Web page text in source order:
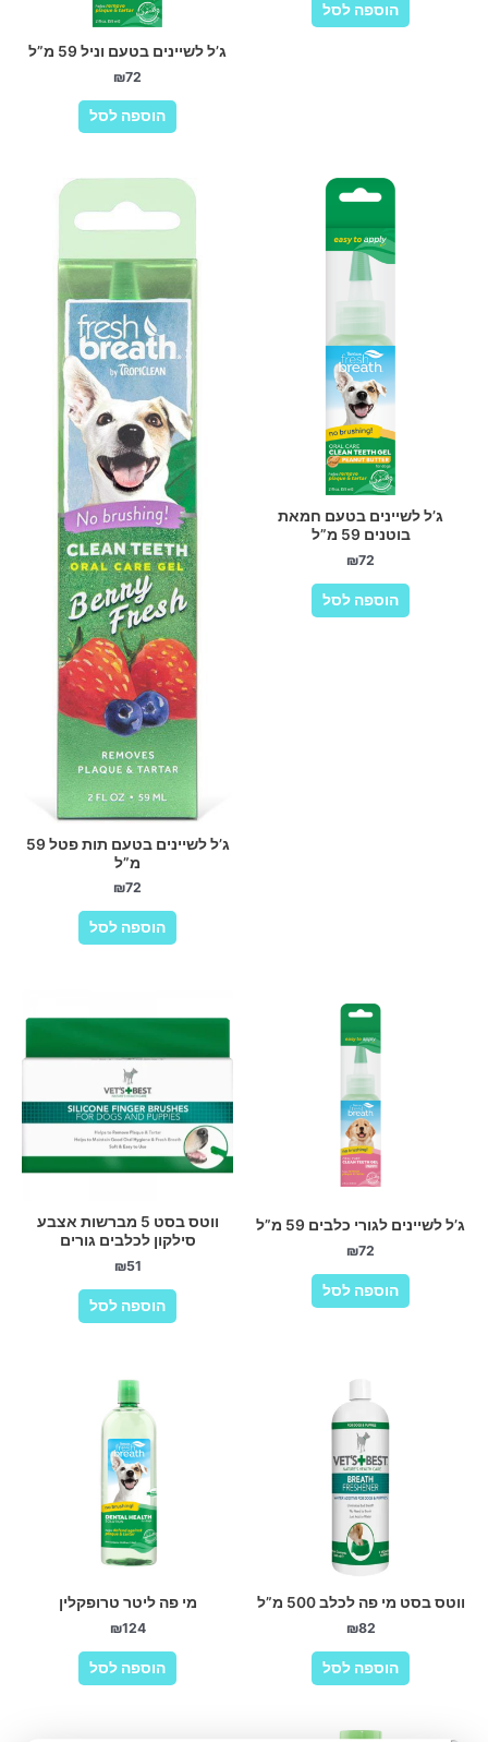
הוספה לסל
ג’ל לשיינים בטעם וניל 59 מ”ל
₪72
הוספה לסל
ג’ל לשיינים בטעם חמאת
בוטנים 59 מ”ל
₪72
הוספה לסל
ג’ל לשיינים בטעם תות פטל 59
מ”ל
₪72
הוספה לסל
ג’ל לשיינים לגורי כלבים 59 מ”ל
₪72
הוספה לסל
ווטס בסט 5 מברשות אצבע
סילקון לכלבים גורים
₪51
הוספה לסל
ווטס בסט מי פה לכלב 500 מ”ל
₪82
הוספה לסל
מי פה ליטר טרופקלין
₪124
הוספה לסל